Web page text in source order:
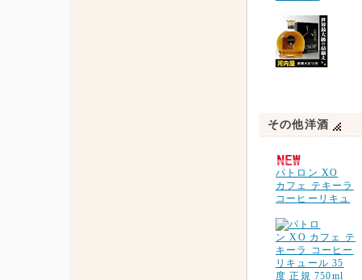
その他洋酒
パトロン XO
カフェ テキーラ
コーヒーリキュ